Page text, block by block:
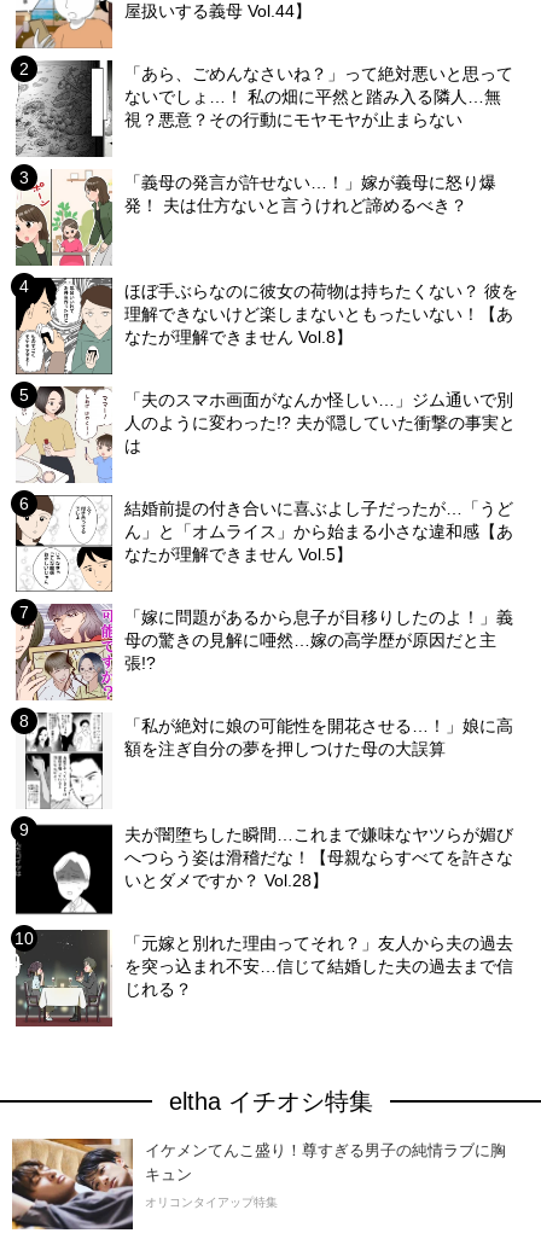
屋扱いする義母 Vol.44】
「あら、ごめんなさいね？」って絶対悪いと思って
ないでしょ…！ 私の畑に平然と踏み入る隣人…無
視？悪意？その行動にモヤモヤが止まらない
「義母の発言が許せない…！」嫁が義母に怒り爆
発！ 夫は仕方ないと言うけれど諦めるべき？
ほぼ手ぶらなのに彼女の荷物は持ちたくない？ 彼を
理解できないけど楽しまないともったいない！【あ
なたが理解できません Vol.8】
「夫のスマホ画面がなんか怪しい…」ジム通いで別
人のように変わった!? 夫が隠していた衝撃の事実と
は
結婚前提の付き合いに喜ぶよし子だったが…「うど
ん」と「オムライス」から始まる小さな違和感【あ
なたが理解できません Vol.5】
「嫁に問題があるから息子が目移りしたのよ！」義
母の驚きの見解に唖然…嫁の高学歴が原因だと主
張!?
「私が絶対に娘の可能性を開花させる…！」娘に高
額を注ぎ自分の夢を押しつけた母の大誤算
夫が闇堕ちした瞬間…これまで嫌味なヤツらが媚び
へつらう姿は滑稽だな！【母親ならすべてを許さな
いとダメですか？ Vol.28】
「元嫁と別れた理由ってそれ？」友人から夫の過去
を突っ込まれ不安…信じて結婚した夫の過去まで信
じれる？
eltha イチオシ特集
イケメンてんこ盛り！尊すぎる男子の純情ラブに胸
キュン
オリコンタイアップ特集